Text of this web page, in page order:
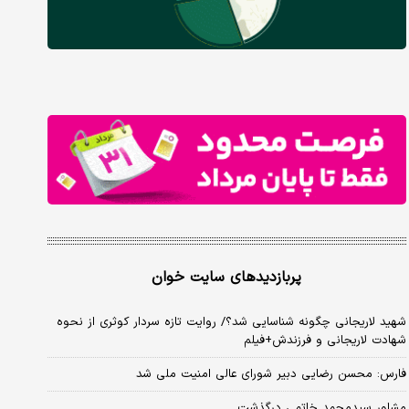
پربازدیدهای سایت خوان
شهید لاریجانی چگونه شناسایی شد؟/ روایت تازه سردار کوثری از نحوه
شهادت لاریجانی و فرزندش+فیلم
فارس: محسن رضایی دبیر شورای عالی امنیت ملی شد